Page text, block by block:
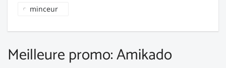
minceur
Meilleure promo: Amikado